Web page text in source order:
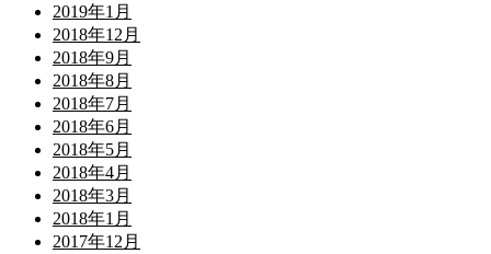
2019年1月
2018年12月
2018年9月
2018年8月
2018年7月
2018年6月
2018年5月
2018年4月
2018年3月
2018年1月
2017年12月